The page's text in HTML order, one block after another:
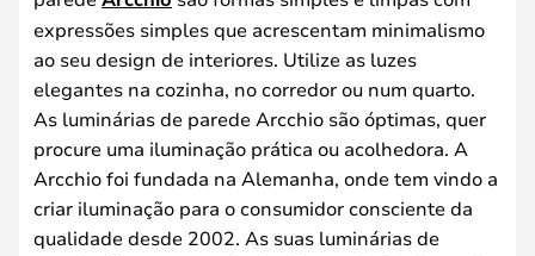
expressões simples que acrescentam minimalismo
ao seu design de interiores. Utilize as luzes
elegantes na cozinha, no corredor ou num quarto.
As luminárias de parede Arcchio são óptimas, quer
procure uma iluminação prática ou acolhedora. A
Arcchio foi fundada na Alemanha, onde tem vindo a
criar iluminação para o consumidor consciente da
qualidade desde 2002. As suas luminárias de